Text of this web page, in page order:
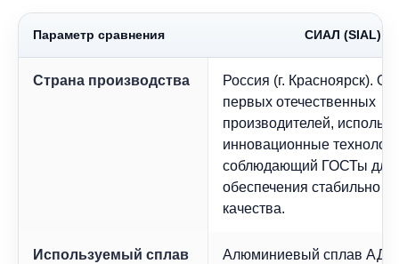
Параметр сравнения СИАЛ (SIAL)
Страна производства
Россия (г. Красноярск).
первых отечественных
производителей,
инновационные
соблюдающий ГОСТы для
обеспечения стабильно
качества.
Используемый сплав
Алюминиевый сплав